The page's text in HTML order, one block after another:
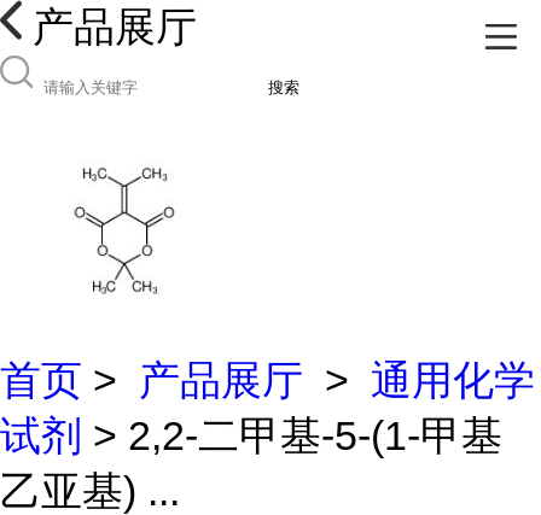
产品展厅
搜索
首页 > 产品展厅 > 通用化学
试剂 > 2,2-二甲基-5-(1-甲基
乙亚基) ...